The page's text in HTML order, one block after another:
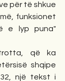
për të shkue
funksionet
e lyp puna"
që ka
shqipe
një tekst i